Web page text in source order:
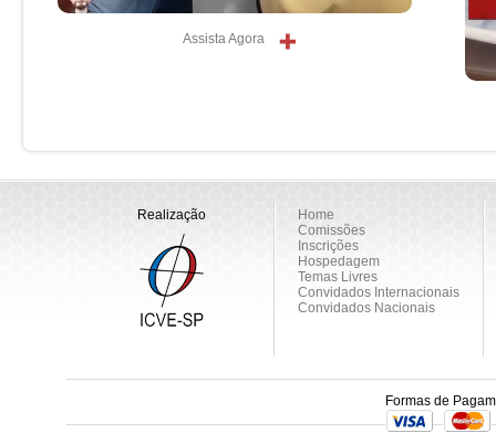
Assista Agora
Realização
Home
Comissões
Inscrições
Hospedagem
Temas Livres
Convidados Internacionais
Convidados Nacionais
Formas de